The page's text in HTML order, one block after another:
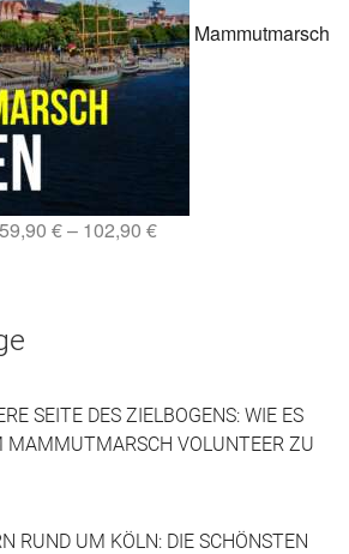
Mammutmarsch
59,90 €– 102,90 €
SEITE DES ZIELBOGENS: WIE ES
MAMMUTMARSCH VOLUNTEER ZU
RUND UM KÖLN: DIE SCHÖNSTEN